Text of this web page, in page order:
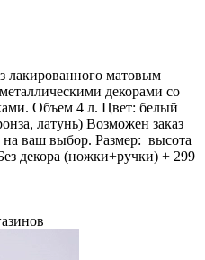
лакированного матовым
декорами со
Объем 4 л. Цвет: белый
латунь) Возможен заказ
ваш выбор. Размер: высота
декора (ножки+ручки) + 299